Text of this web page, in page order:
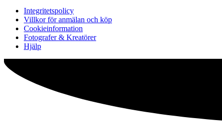
Integritetspolicy
Villkor för anmälan och köp
Cookieinformation
Fotografer & Kreatörer
Hjälp